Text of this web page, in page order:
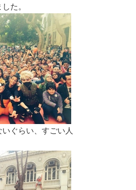
た。
ぐらい、すごい人